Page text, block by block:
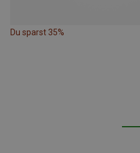
Du sparst 35%